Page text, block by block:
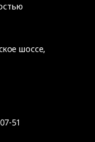
шоссе,
51